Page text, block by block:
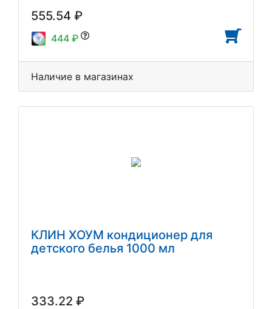
555.54 ₽
444 ₽
Наличие в магазинах
КЛИН ХОУМ кондиционер для
детского белья 1000 мл
333.22 ₽